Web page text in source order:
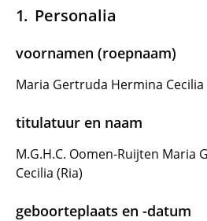
Personalia
voornamen (roepnaam)
Maria Gertruda Hermina Cecilia
titulatuur en naam
M.G.H.C. Oomen-Ruijten Maria
Cecilia (Ria)
geboorteplaats en -datum